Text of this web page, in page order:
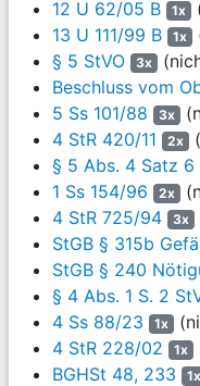
a. Nach gefestigter
Verurteilung nach § 185
Beeinträchtigungen, die
herabsetzenden
Meinungsfreiheit hinter
juris Rn. 13; BVerfG,
b. Der Senat tendiert
2023 – 204 StRR 292/23
und des Ehrenschutzes
Umstände selbst
Senat a.a.O. Rn. 15
Person und Anzahl der
juris Rn. 21 ff.). In die
Rückwirkungen auf die
2126/93–, juris Rn. 31;
12 U 62/05 B
1x
13 U 111/99 B
1x
§ 5 StVO
3x
Beschluss vom
5 Ss 101/88 3x
4 StR 420/11
2x
§ 5 Abs. 4 Satz 6
1 Ss 154/96
2x
4 StR 725/94
3x
StGB § 315b
StGB § 240
§ 4 Abs. 1 S. 2
4 Ss 88/23
1x
4 StR 228/02
1x
BGHSt 48, 233
1x